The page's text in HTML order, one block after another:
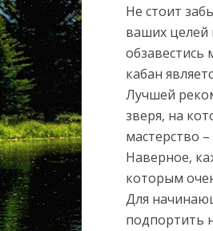
Не стоит
ваших целей
кабан
Лучшей
зверя, на
мастерство
Наверное,
которым
Для
подпортить